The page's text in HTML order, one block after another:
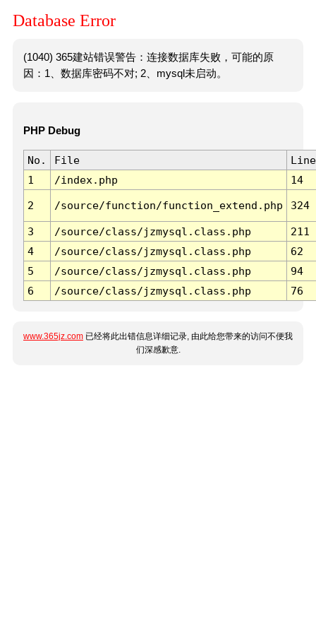
Database Error
(1040) 365建站错误警告：连接数据库失败，可能的原
因：1、数据库密码不对; 2、mysql未启动。
PHP Debug
No. File
Line
1
/index.php 14
2 /source/function/function_extend.php 324
3 /source/class/jzmysql.class.php
211
4
/source/class/jzmysql.class.php
62
5
/source/class/jzmysql.class.php
94
6
/source/class/jzmysql.class.php 76
www.365jz.com 已经将此出错信息详细记录, 由此给您带来的访问不便我
们深感歉意.